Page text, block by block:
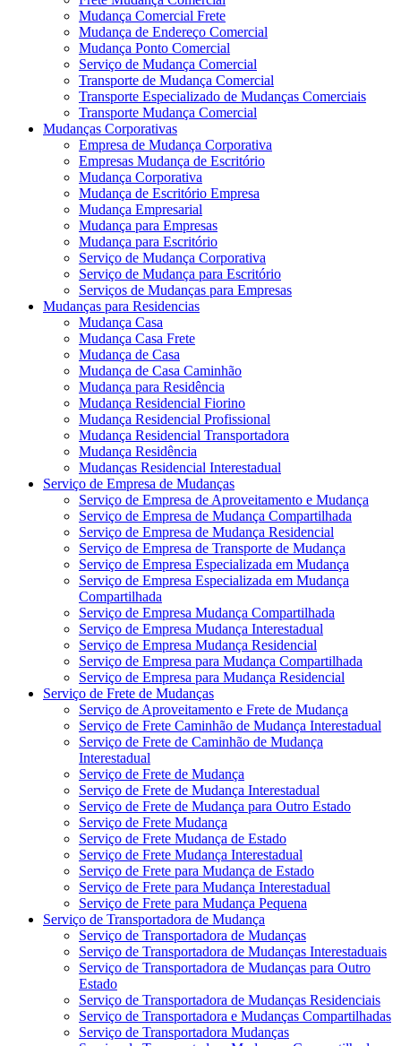
Mudança Comercial Frete
Mudança de Endereço Comercial
Mudança Ponto Comercial
Serviço de Mudança Comercial
Transporte de Mudança Comercial
Transporte Especializado de Mudanças Comerciais
Transporte Mudança Comercial
Mudanças Corporativas
Empresa de Mudança Corporativa
Empresas Mudança de Escritório
Mudança Corporativa
Mudança de Escritório Empresa
Mudança Empresarial
Mudança para Empresas
Mudança para Escritório
Serviço de Mudança Corporativa
Serviço de Mudança para Escritório
Serviços de Mudanças para Empresas
Mudanças para Residencias
Mudança Casa
Mudança Casa Frete
Mudança de Casa
Mudança de Casa Caminhão
Mudança para Residência
Mudança Residencial Fiorino
Mudança Residencial Profissional
Mudança Residencial Transportadora
Mudança Residência
Mudanças Residencial Interestadual
Serviço de Empresa de Mudanças
Serviço de Empresa de Aproveitamento e Mudança
Serviço de Empresa de Mudança Compartilhada
Serviço de Empresa de Mudança Residencial
Serviço de Empresa de Transporte de Mudança
Serviço de Empresa Especializada em Mudança
Serviço de Empresa Especializada em Mudança
Compartilhada
Serviço de Empresa Mudança Compartilhada
Serviço de Empresa Mudança Interestadual
Serviço de Empresa Mudança Residencial
Serviço de Empresa para Mudança Compartilhada
Serviço de Empresa para Mudança Residencial
Serviço de Frete de Mudanças
Serviço de Aproveitamento e Frete de Mudança
Serviço de Frete Caminhão de Mudança Interestadual
Serviço de Frete de Caminhão de Mudança
Interestadual
Serviço de Frete de Mudança
Serviço de Frete de Mudança Interestadual
Serviço de Frete de Mudança para Outro Estado
Serviço de Frete Mudança
Serviço de Frete Mudança de Estado
Serviço de Frete Mudança Interestadual
Serviço de Frete para Mudança de Estado
Serviço de Frete para Mudança Interestadual
Serviço de Frete para Mudança Pequena
Serviço de Transportadora de Mudança
Serviço de Transportadora de Mudanças
Serviço de Transportadora de Mudanças Interestaduais
Serviço de Transportadora de Mudanças para Outro
Estado
Serviço de Transportadora de Mudanças Residenciais
Serviço de Transportadora e Mudanças Compartilhadas
Serviço de Transportadora Mudanças